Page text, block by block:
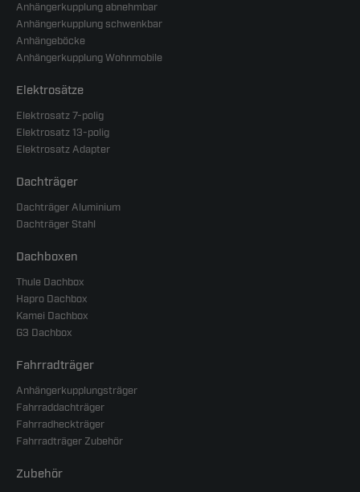
Anhängerkupplung abnehmbar
Anhängerkupplung schwenkbar
Anhängeböcke
Anhängerkupplung Wohnmobile
Elektrosätze
Elektrosatz 7-polig
Elektrosatz 13-polig
Elektrosatz Adapter
Dachträger
Dachträger Aluminium
Dachträger Stahl
Dachboxen
Thule Dachbox
Hapro Dachbox
Kamei Dachbox
G3 Dachbox
Fahrradträger
Anhängerkupplungsträger
Fahrraddachträger
Fahrradheckträger
Fahrradträger Zubehör
Zubehör